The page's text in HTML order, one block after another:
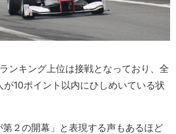
ンキング上位は接戦となっており、全
が10ポイント以内にひしめいている状
２の開幕」と表現する声もあるほど